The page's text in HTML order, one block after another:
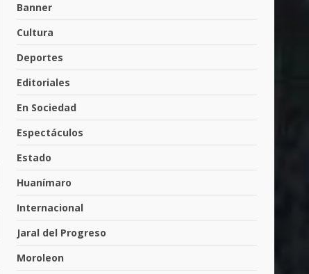
Banner
Cultura
Deportes
Editoriales
En Sociedad
Espectáculos
Estado
Huanímaro
Internacional
Jaral del Progreso
Moroleon
3
Muere peatón arrollado por
4
José Antonio Villanueva
3 de agosto de 2026
5
Hombre pierde la vida en
tabiquera